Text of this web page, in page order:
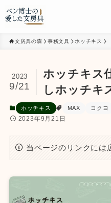
文房具の森 事務文具 ホッチキス
ホッチキス
しホッチキ
2023
9/21
ホッチキス MAX コクヨ
2023年9月21日
当ページのリンクには